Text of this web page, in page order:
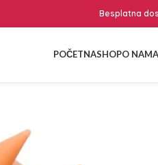
Besplatna
POČETNASHOPO NAMA